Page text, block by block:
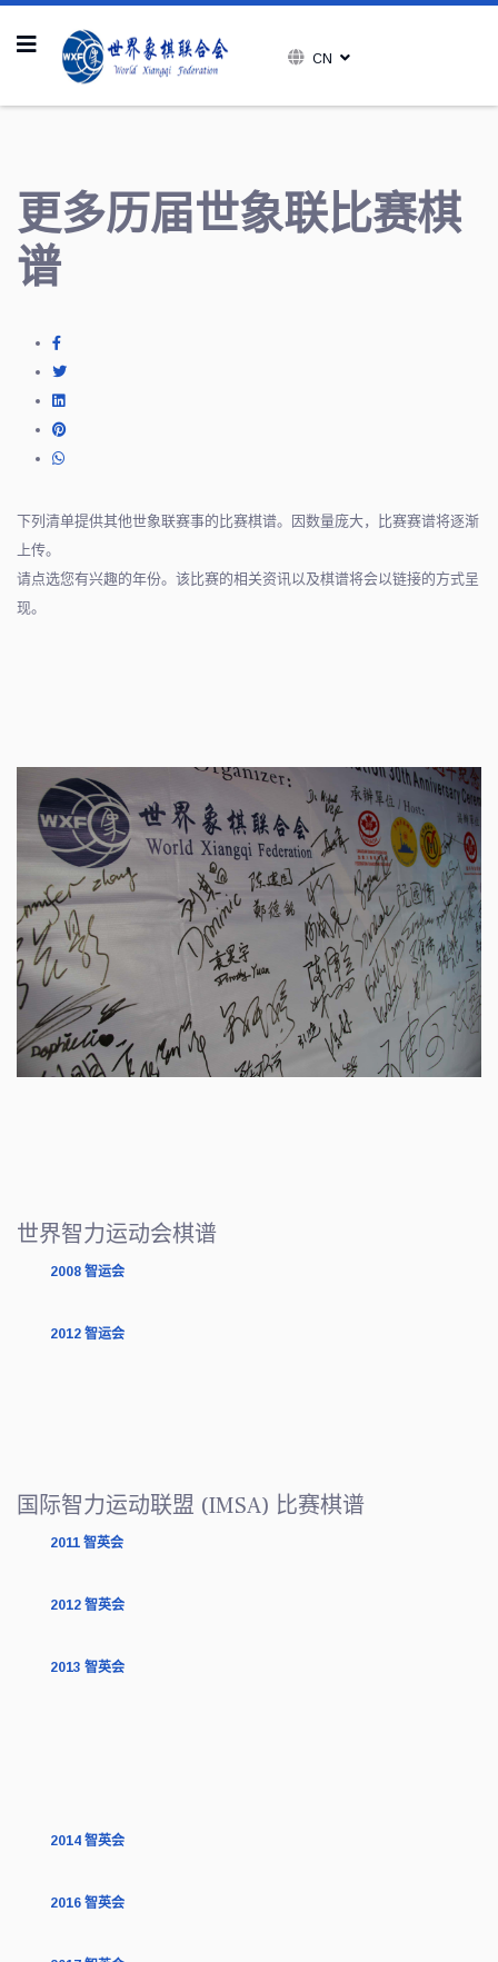
CN
更多历届世象联比赛棋
谱
下列清单提供其他世象联赛事的比赛棋谱。因数量庞大，比赛赛谱将逐渐
上传。
请点选您有兴趣的年份。该比赛的相关资讯以及棋谱将会以链接的方式呈
现。
世界智力运动会棋谱
2008 智运会
2012 智运会
国际智力运动联盟 (IMSA) 比赛棋谱
2011 智英会
2012 智英会
2013 智英会
2014 智英会
2016 智英会